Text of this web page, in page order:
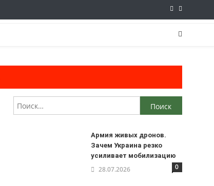
Найти:
Армия живых дронов.
Зачем Украина резко
усиливает мобилизацию
28.07.2026 0